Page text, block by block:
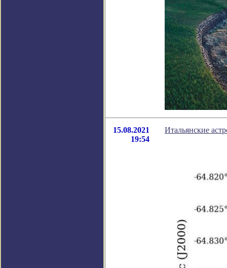
15.08.2021
19:54
Итальянские